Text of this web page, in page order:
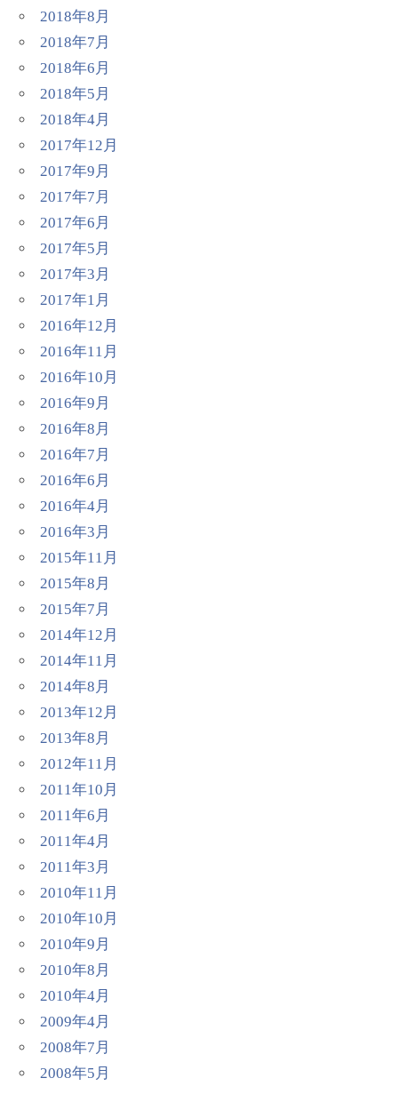
2018年8月
2018年7月
2018年6月
2018年5月
2018年4月
2017年12月
2017年9月
2017年7月
2017年6月
2017年5月
2017年3月
2017年1月
2016年12月
2016年11月
2016年10月
2016年9月
2016年8月
2016年7月
2016年6月
2016年4月
2016年3月
2015年11月
2015年8月
2015年7月
2014年12月
2014年11月
2014年8月
2013年12月
2013年8月
2012年11月
2011年10月
2011年6月
2011年4月
2011年3月
2010年11月
2010年10月
2010年9月
2010年8月
2010年4月
2009年4月
2008年7月
2008年5月